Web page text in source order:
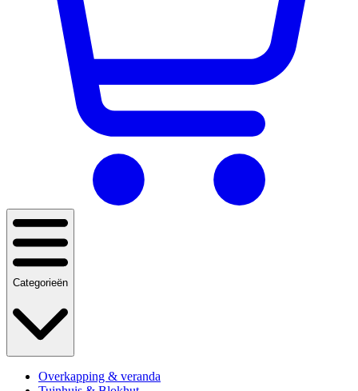
Categorieën
Overkapping & veranda